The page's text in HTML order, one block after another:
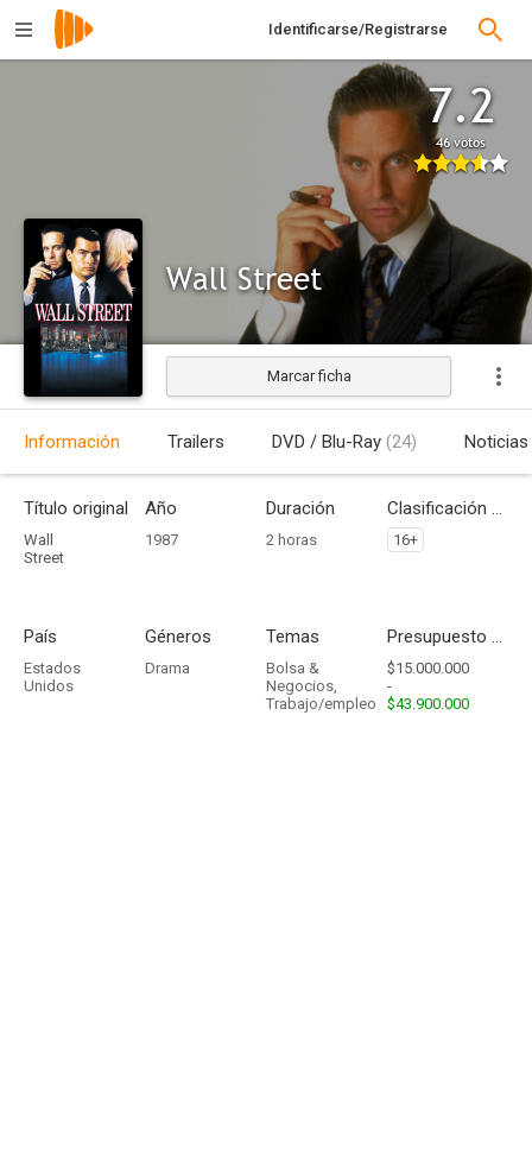
Identificarse/Registrarse
7.2
46 votos
Wall Street
Estrenada
Marcar ficha
Información Trailers DVD / Blu-Ray (24) Noticias
Título original
Wall
Street
Año
1987
Duración
2 horas
Clasificación por edades
16+
País
Estados
Unidos
Géneros
Drama
Temas
Bolsa &
Negocios,
Trabajo/empleo
Presupuesto - Ingresos
$15.000.000
-
$43.900.000